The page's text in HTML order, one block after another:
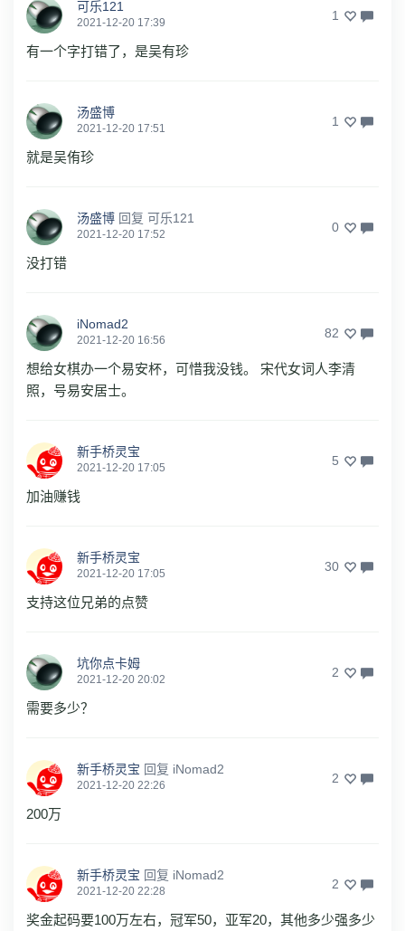
可乐121
2021-12-20 17:39 1
有一个字打错了，是吴有珍
汤盛博
2021-12-20 17:51 1
就是吴侑珍
汤盛博 回复 可乐121
2021-12-20 17:52 0
没打错
iNomad2
2021-12-20 16:56 82
想给女棋办一个易安杯，可惜我没钱。 宋代女词人李清
照，号易安居士。
新手桥灵宝
2021-12-20 17:05 5
加油赚钱
新手桥灵宝
2021-12-20 17:05 30
支持这位兄弟的点赞
坑你点卡姆
2021-12-20 20:02 2
需要多少？
新手桥灵宝 回复 iNomad2
2021-12-20 22:26 2
200万
新手桥灵宝 回复 iNomad2
2021-12-20 22:28 2
奖金起码要100万左右，冠军50，亚军20，其他多少强多少